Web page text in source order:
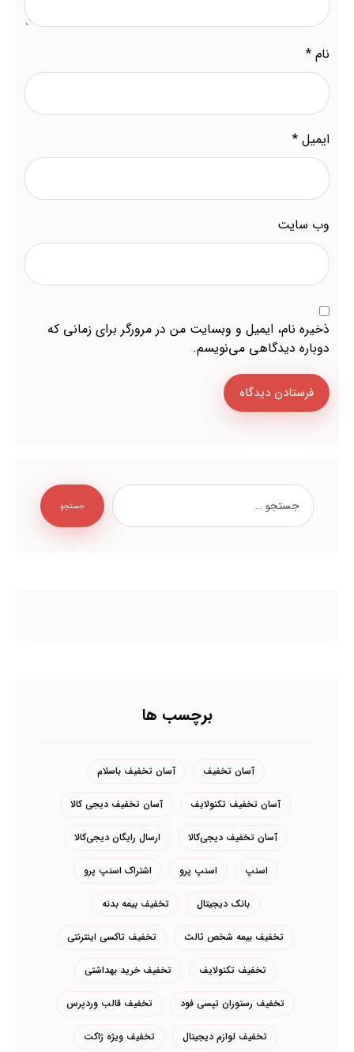
نام *
ایمیل *
وب‌ سایت
ذخیره نام، ایمیل و وبسایت من در مرورگر برای زمانی که
دوباره دیدگاهی می‌نویسم.
فرستادن دیدگاه
جستجو
برچسب ها
آسان تخفیف آسان تخفیف باسلام
آسان تخفیف تکنولایف آسان تخفیف دیجی کالا
آسان تخفیف دیجی‌کالا ارسال رایگان دیجی‌کالا
اسنپ اسنپ پرو اشتراک اسنپ پرو
بانک دیجیتال تخفیف بیمه بدنه
تخفیف بیمه شخص ثالث تخفیف تاکسی اینترنتی
تخفیف تکنولایف تخفیف خرید بهداشتی
تخفیف رستوران تپسی فود تخفیف قالب وردپرس
تخفیف لوازم دیجیتال تخفیف ویژه ژاکت